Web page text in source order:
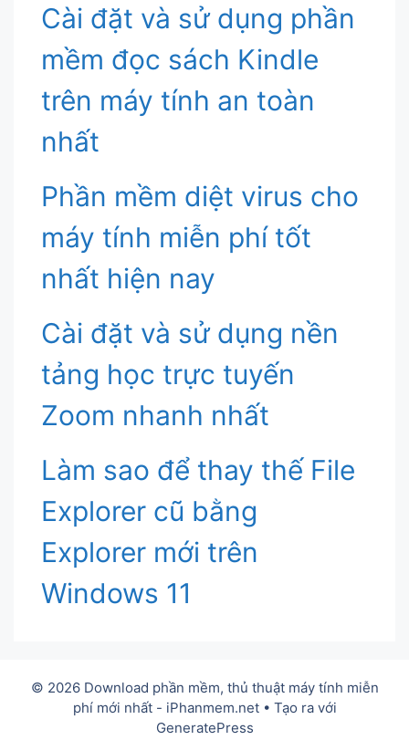
Cài đặt và sử dụng phần
mềm đọc sách Kindle
trên máy tính an toàn
nhất
Phần mềm diệt virus cho
máy tính miễn phí tốt
nhất hiện nay
Cài đặt và sử dụng nền
tảng học trực tuyến
Zoom nhanh nhất
Làm sao để thay thế File
Explorer cũ bằng
Explorer mới trên
Windows 11
© 2026 Download phần mềm, thủ thuật máy tính miễn
phí mới nhất - iPhanmem.net• Tạo ra với
GeneratePress